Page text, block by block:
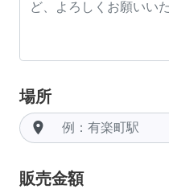
場所
room
販売金額